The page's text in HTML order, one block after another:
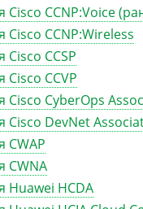
CCNP:Voice
Cisco CCNP:Wireless
CCSP
CCVP
Cisco CyberOps
Cisco DevNet
CWAP
CWNA
Huawei HCDA